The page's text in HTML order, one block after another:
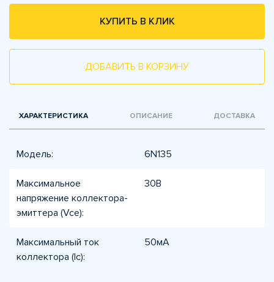
КУПИТЬ В КЛИК
ДОБАВИТЬ В КОРЗИНУ
ХАРАКТЕРИСТИКА ОПИСАНИЕ ДОСТАВКА
Модель: 6N135
Максимальное
напряжение коллектора-
эмиттера (Vce):
30В
Максимальный ток
коллектора (Ic):
50мА